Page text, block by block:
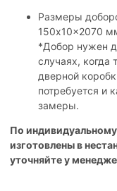
Размеры
150x10x2070
*Добор нужен
случаях,
дверной
потребуется и
замеры.
По
изготовлены в
уточняйте у